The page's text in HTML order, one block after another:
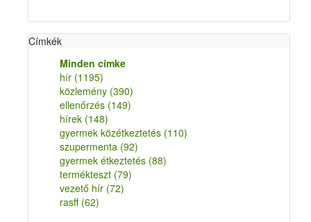
Címkék
Minden címke
hír (1195)
közlemény (390)
ellenőrzés (149)
hírek (148)
gyermek közétkeztetés (110)
szupermenta (92)
gyermek étkeztetés (88)
termékteszt (79)
vezető hír (72)
rasff (62)